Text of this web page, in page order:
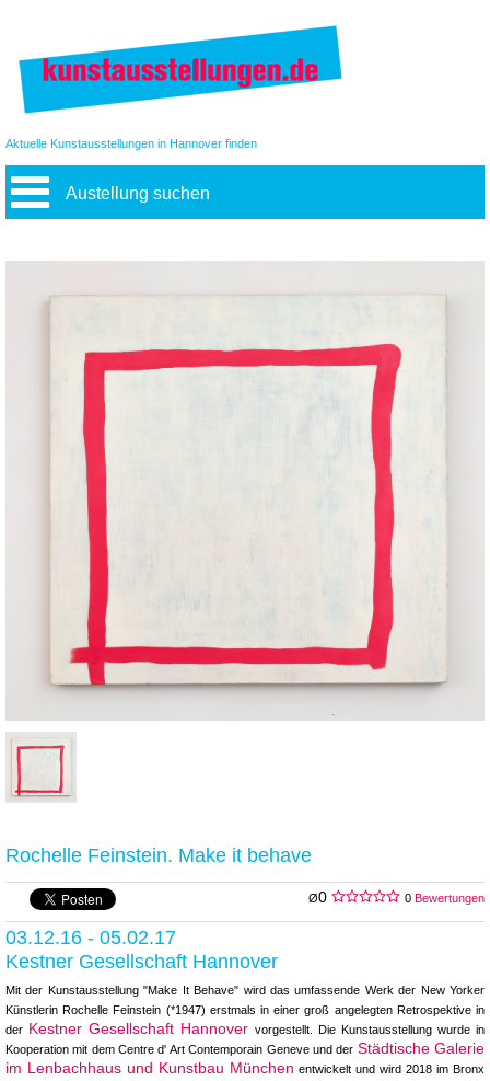
Aktuelle Kunstausstellungen in Hannover finden
Austellung suchen
Rochelle Feinstein. Make it behave
Ø0 0 Bewertungen
03.12.16 - 05.02.17
Kestner Gesellschaft Hannover
Mit der Kunstausstellung "Make It Behave" wird das umfassende Werk der New Yorker
Künstlerin Rochelle Feinstein (*1947) erstmals in einer groß angelegten Retrospektive in
der Kestner Gesellschaft Hannover vorgestellt. Die Kunstausstellung wurde in
Kooperation mit dem Centre d' Art Contemporain Geneve und der Städtische Galerie
im Lenbachhaus und Kunstbau München entwickelt und wird 2018 im Bronx